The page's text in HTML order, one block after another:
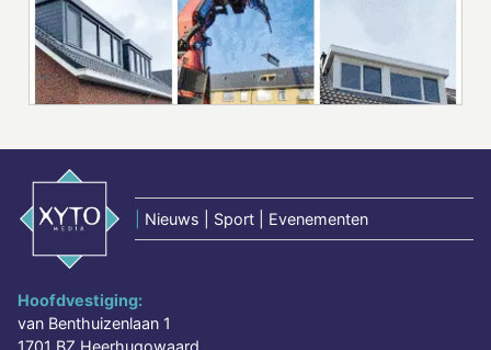
Nieuws | Sport | Evenementen
Hoofdvestiging:
van Benthuizenlaan 1